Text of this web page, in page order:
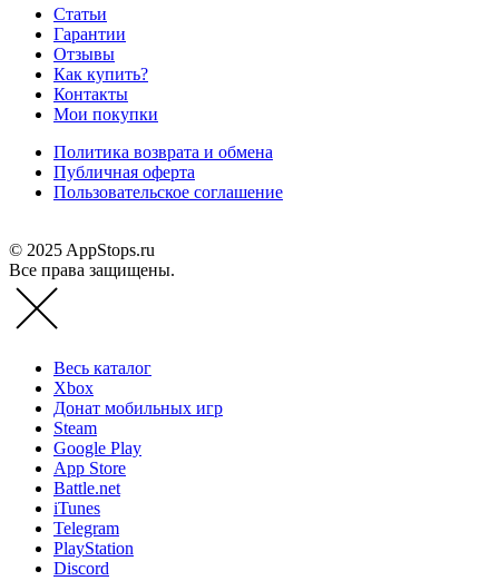
Статьи
Гарантии
Отзывы
Как купить?
Контакты
Мои покупки
Политика возврата и обмена
Публичная оферта
Пользовательское соглашение
© 2025 AppStops.ru
Все права защищены.
Весь каталог
Xbox
Донат мобильных игр
Steam
Google Play
App Store
Battle.net
iTunes
Telegram
PlayStation
Discord